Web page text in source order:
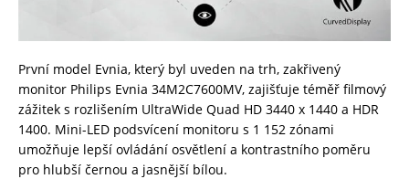
První model Evnia, který byl uveden na trh, zakřivený
monitor Philips Evnia 34M2C7600MV, zajišťuje téměř filmový
zážitek s rozlišením UltraWide Quad HD 3440 x 1440 a HDR
1400. Mini-LED podsvícení monitoru s 1 152 zónami
umožňuje lepší ovládání osvětlení a kontrastního poměru
pro hlubší černou a jasnější bílou.